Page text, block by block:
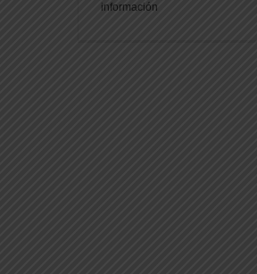
información